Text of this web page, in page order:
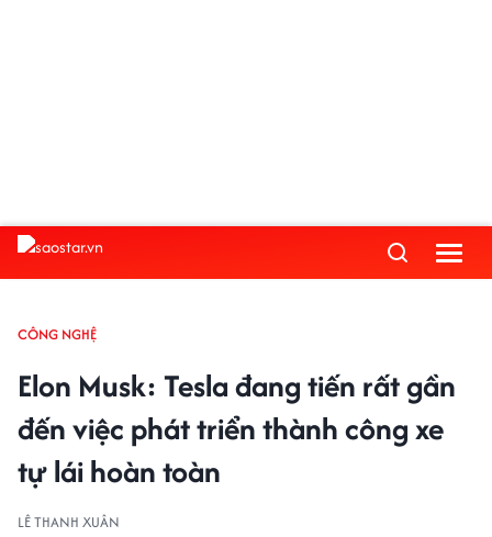
CÔNG NGHỆ
Elon Musk: Tesla đang tiến rất gần
đến việc phát triển thành công xe
tự lái hoàn toàn
LÊ THANH XUÂN